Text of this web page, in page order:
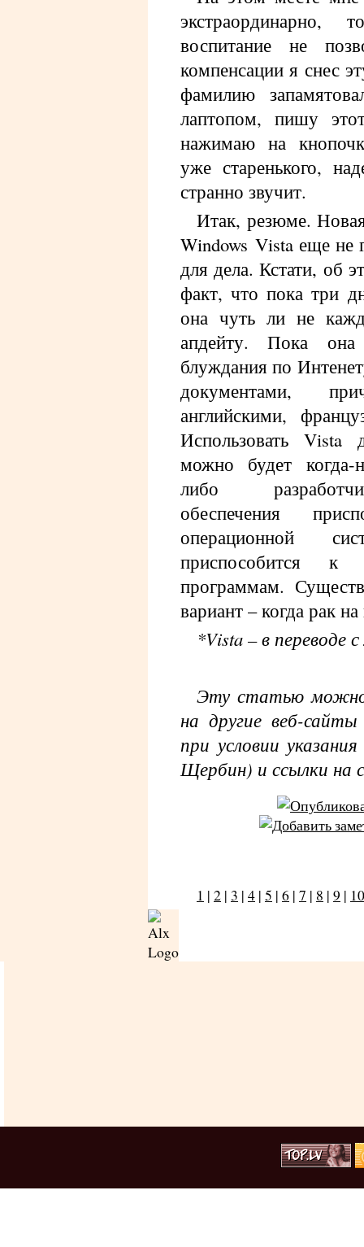
воспитание не
компенсации я снес
фамилию
лаптопом, пишу
нажимаю на
уже старенького,
странно звучит.
Итак, резюме.
Windows Vista еще не
для дела. Кстати, об
факт, что пока три
она чуть ли не
апдейту. Пока она
блуждания по
документами,
английскими,
Использовать Vista
можно будет когда-
либо
обеспечения
операционной
приспособится
программам.
вариант – когда рак на
*Vista – в переводе
Эту статью можно
на другие веб-
при условии
Щербин) и ссылки на
1 | 2 | 3 | 4 | 5 | 6 | 7 | 8 | 9 | 10